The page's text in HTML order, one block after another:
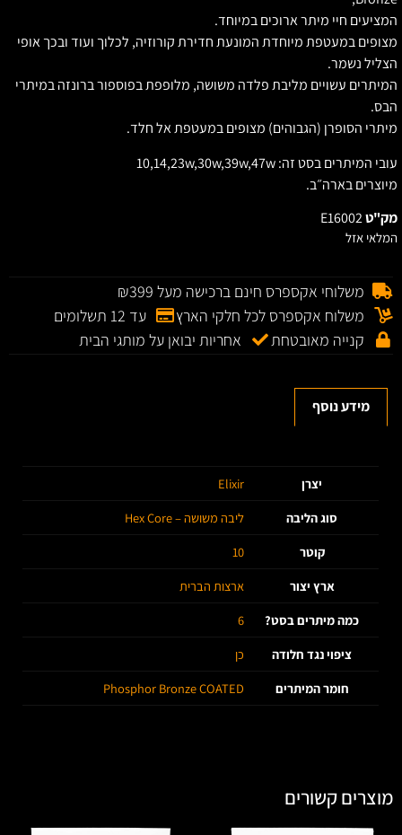
המציעים חיי מיתר ארוכים במיוחד.
מצופים במעטפת מיוחדת המונעת חדירת קורוזיה, לכלוך ועוד ובכך אופי
הצליל נשמר.
המיתרים עשויים מליבת פלדה משושה, מלופפת בפוספור ברונזה במיתרי
הבס.
מיתרי הסופרן (הגבוהים) מצופים במעטפת אל חלד.
עובי המיתרים בסט זה: 10,14,23w,30w,39w,47w
מיוצרים בארה״ב.
מק"טE16002
המלאי אזל
משלוחי אקספרס חינם ברכישה מעל ₪399
משלוח אקספרס לכל חלקי הארץ
עד 12 תשלומים
קנייה מאובטחת
אחריות יבואן על מותגי הבית
מידע נוסף
יצרן
Elixir
סוג הליבה
ליבה משושה – Hex Core
קוטר
10
ארץ יצור
ארצות הברית
כמה מיתרים בסט?
6
ציפוי נגד חלודה
כן
חומר המיתרים
Phosphor Bronze COATED
מוצרים קשורים